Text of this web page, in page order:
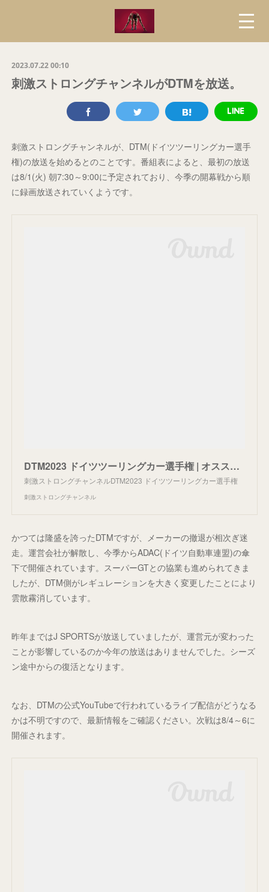
2023.07.22 00:10
刺激ストロングチャンネルがDTMを放送。
刺激ストロングチャンネルが、DTM(ドイツツーリングカー選手
権)の放送を始めるとのことです。番組表によると、最初の放送
は8/1(火) 朝7:30～9:00に予定されており、今季の開幕戦から順
に録画放送されていくようです。
DTM2023 ドイツツーリングカー選手権 | オススメ番組 | 刺激ストロングチャンネル
刺激ストロングチャンネルDTM2023 ドイツツーリングカー選手権
刺激ストロングチャンネル
かつては隆盛を誇ったDTMですが、メーカーの撤退が相次ぎ迷
走。運営会社が解散し、今季からADAC(ドイツ自動車連盟)の傘
下で開催されています。スーパーGTとの協業も進められてきま
したが、DTM側がレギュレーションを大きく変更したことにより
雲散霧消しています。
昨年まではJ SPORTSが放送していましたが、運営元が変わった
ことが影響しているのか今年の放送はありませんでした。シーズ
ン途中からの復活となります。
なお、DTMの公式YouTubeで行われているライブ配信がどうなる
かは不明ですので、最新情報をご確認ください。次戦は8/4～6に
開催されます。